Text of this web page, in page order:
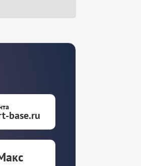
base.ru